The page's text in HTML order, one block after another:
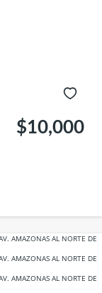
$10,000